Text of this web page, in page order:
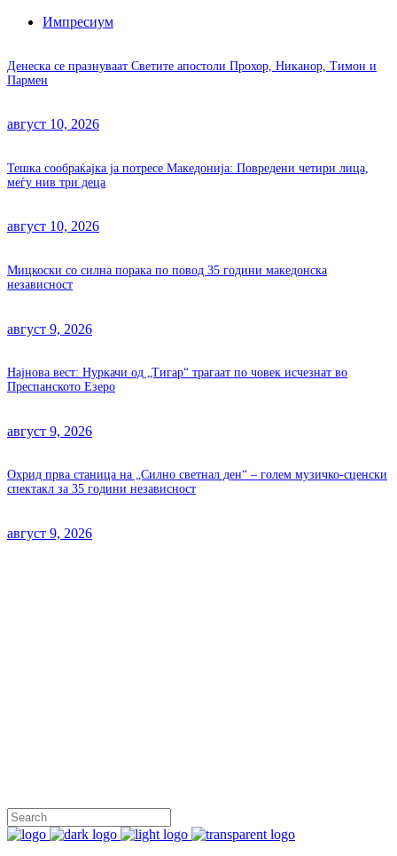
Импресиум
Денеска се празнуваат Светите апостоли Прохор, Никанор, Тимон и
Пармен
август 10, 2026
Тешка сообраќајка ја потресе Македонија: Повредени четири лица,
меѓу нив три деца
август 10, 2026
Мицкоски со силна порака по повод 35 години македонска
независност
август 9, 2026
Најнова вест: Нуркачи од „Тигар“ трагаат по човек исчезнат во
Преспанското Езеро
август 9, 2026
Охрид прва станица на „Силно светнал ден“ – голем музичко-сценски
спектакл за 35 години независност
август 9, 2026